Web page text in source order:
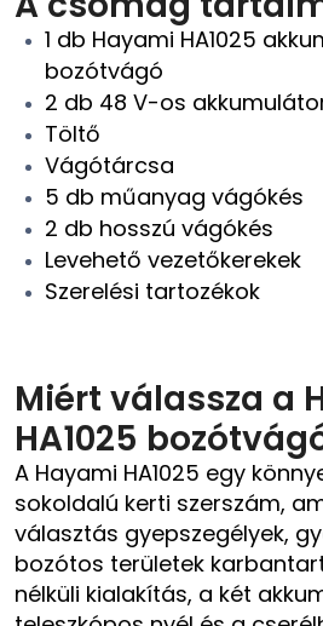
1 db Hayami HA1025
bozótvágó
2 db 48 V-os
Töltő
Vágótárcsa
5 db műanyag vágókés
2 db hosszú vágókés
Levehető vezetőkerekek
Szerelési tartozékok
Miért válassza a
HA1025
A Hayami HA1025 egy
sokoldalú kerti szerszám,
választás gyepszegélyek,
bozótos területek
nélküli kialakítás, a két